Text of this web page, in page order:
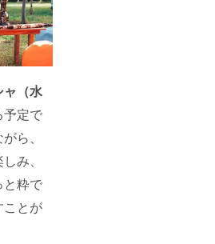
ャ（水
予定で
ら、
み、
と粋で
ことが